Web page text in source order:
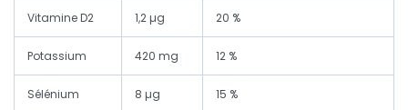
Vitamine D2 1,2 µg 20 %
Potassium 420 mg 12 %
Sélénium 8 µg 15 %